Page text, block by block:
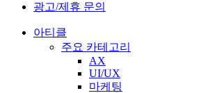
광고/제휴 문의
아티클
주요 카테고리
AX
UI/UX
마케팅